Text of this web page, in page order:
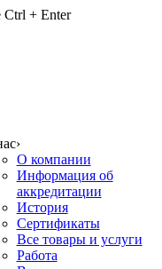
+ Enter
›
О компании
Информация об
аккредитации
История
Сертификаты
Все товары и услуги
Работа